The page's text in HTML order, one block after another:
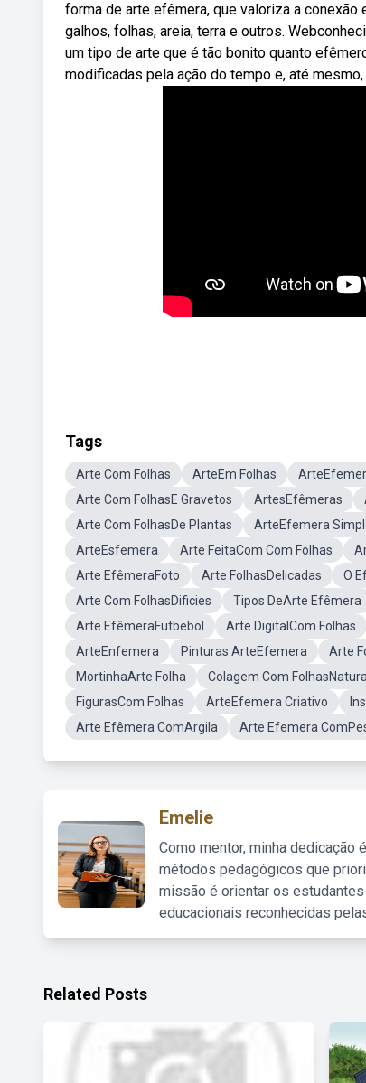
forma de arte efêmera, que valoriza a
galhos, folhas, areia, terra e outros.
um tipo de arte que é tão bonito quanto
modificadas pela ação do tempo e, até
Tags
Arte Com Folhas ArteEm Folhas
Arte Com FolhasE Gravetos
ArtesEfêmeras
Arte Com FolhasDe Plantas
ArteEfemera
ArteEsfemera
Arte FeitaCom Com Folhas
Arte EfêmeraFoto
Arte FolhasDelicadas O
Arte Com FolhasDificies
Tipos DeArte Efêmera
Arte EfêmeraFutbebol
Arte DigitalCom Folhas
ArteEnfemera
Pinturas ArteEfemera Arte
MortinhaArte Folha
Colagem Com
FigurasCom Folhas
ArteEfemera Criativo
Arte Efêmera ComArgila
Arte Efemera
Emelie
Como mentor, minha
métodos pedagógicos que
missão é orientar os
educacionais reconhecidas
Related Posts